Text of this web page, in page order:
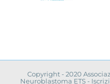
La Sapienza
Copyright - 2020
Neuroblastoma ETS -